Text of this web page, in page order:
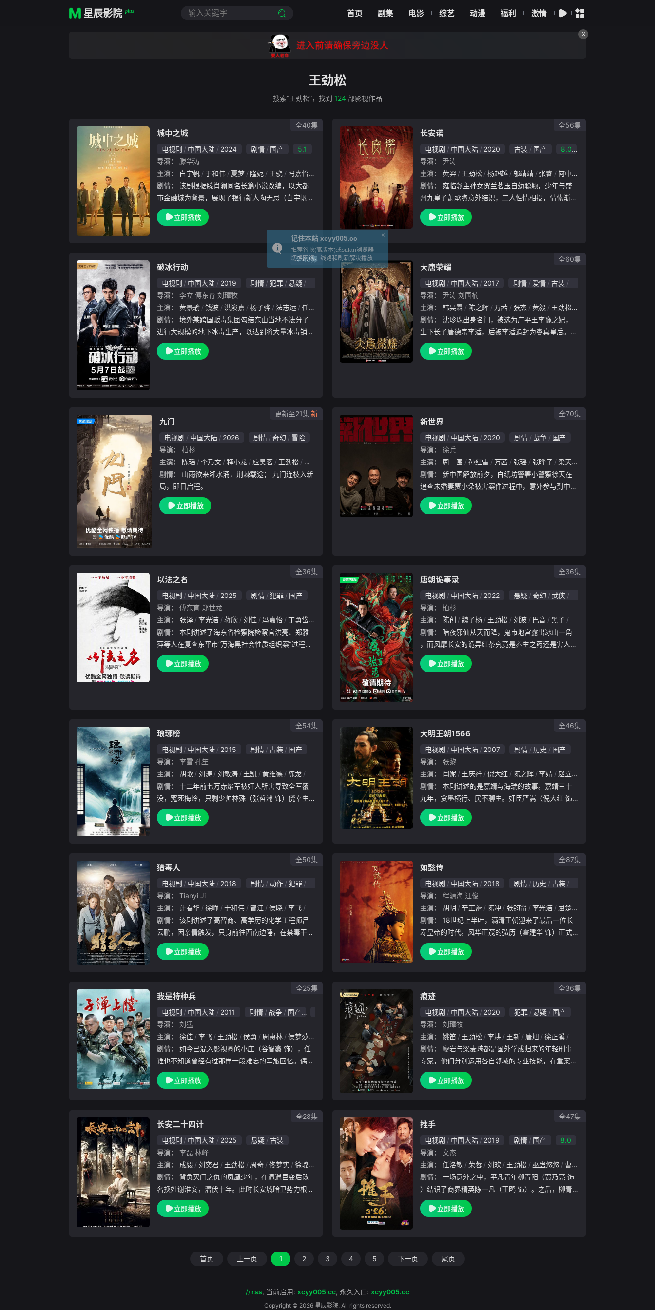
星辰影院 plus 首页 剧集 电影 综艺 动漫 福利 激情
X
王劲松
搜索“王劲松”，找到 124 部影视作品
城中之城
电视剧 中国大陆 2024 剧情 国产
5.1
导演：
滕华涛
主演：
白宇帆 于和伟 夏梦 隆妮 王骁 冯嘉怡 杨子姗 陈瑾 涂松岩 章申 张建亚 姚一奇 刘思远 冷纪元 封新天 都兰
剧情：
市金融城为背景，展现了银行新人陶无忌（白宇帆饰
）、支行副行长赵辉（于和伟饰）以及审计负责人苗
彻（王骁饰）之间围绕利益与初心的一场激烈对决。
立即播放
全40集
长安诺
电视剧 中国大陆 2020 古装 国产
8.0
导演：
尹涛
主演：
黄羿 王劲松 杨超越 邬靖靖 张睿 何中华
剧情：
州九皇子萧承煦意外结识，二人性情相投，情愫渐生
。萧承煦“战死”的消息误传，茗玉为救承煦胞弟萧承
轩，被迫嫁与承煦三哥盛州王萧承睿，身陷后宫。萧
立即播放
全56集
破冰行动
电视剧 中国大陆 2019 剧情 犯罪 悬疑
导演：
李立 傅东育 刘璋牧
主演：
黄景瑜 钱波 洪浚嘉 杨子骅 法志远 任达华 叶剑飞 周艺轩 王劲松 高明 陈思宇 骆应钧 施大生 陈宁 郝柏杰 刘家祎 吴刚
剧情：
进行大规模的地下冰毒生产，以达到将大量冰毒销往
中国内陆省份及海外以获取高额利润的目的。 在此
复杂危险的环境下，以李飞为代表的缉毒警不畏牺牲
立即播放
全48集
大唐荣耀
电视剧 中国大陆 2017 剧情 爱情 古装
导演：
尹涛 刘国楠
主演：
韩昊霖 陈之辉 万茜 张杰 黄毅 王劲松
剧情：
生下长子唐德宗李适，后被李适追封为睿真皇后。她
只是一介江南女子，内心善良，心存社稷，与人为善
，在安史之乱之时只愿留在长安与百姓共同进退，被
立即播放
全60集
九门
电视剧 中国大陆 2026 剧情 奇幻
冒险
导演：
柏杉
主演：
陈瑶 李乃文 释小龙 应昊茗 王劲松 胡耘豪 曾舜晞
王奕婷
剧情：
局，即日启程。
立即播放
更新至21集
新世界
电视剧 中国大陆 2020 剧情 战争
国产
导演：
徐兵
主演：
周一围 孙红雷 万茜 张瑶 张晔子 梁天
剧情：
追查未婚妻贾小朵被害案件过程中，意外参与到中国
共产党和平解放北平的事业当中。面对动荡的时局，
金海、铁林和徐天三兄弟所处不同的位置，在亲情、
立即播放
全70集
以法之名
电视剧 中国大陆 2025 剧情 犯罪
国产
导演：
傅东育 郑世龙
主演：
张译 李光洁 蒋欣 刘佳 冯嘉怡 丁勇岱 施京明 王劲松 是安 任重 郝平 白冰 董晴 徐梵溪 毛俊杰 宋熹 赵煊
剧情：
萍等人在复查东平市“万海黑社会性质组织案”过程中
发现司法人员在案件中的徇私枉法。他们以举报线索
为突破口，彻底打掉了背后的黑恶势力，同时查办司
立即播放
全36集
唐朝诡事录
电视剧 中国大陆 2022 悬疑 奇幻 武侠
导演：
柏杉
主演：
陈创 魏子杨 王劲松 刘波 巴音 黑子
剧情：
，而风靡长安的诡异红茶究竟是养生之药还是害人之
物？长安城里新娘失踪案接连发生，似乎与红茶有着
千丝万缕的联系……案件扑朔迷离，人心玄妙难鉴！
立即播放
全36集
琅琊榜
电视剧 中国大陆 2015 剧情 古装
国产
导演：
李雪 孔笙
主演：
胡歌 刘涛 刘敏涛 王凯 黄维德 陈龙 季晨 张晓谦 宝木中阳 王劲松 程枫 耿黎明 张震 周艺华 王虎城 李帅 倪土
剧情：
没，冤死梅岭，只剩少帅林殊（张哲瀚 饰）侥幸生
还。十二年后林殊改头换面化身“麒麟才子”梅长苏（
胡歌 饰），建立江左盟，以“琅琊榜”第一才子的身份
立即播放
全54集
大明王朝1566
电视剧 中国大陆 2007 剧情 历史
国产
导演：
张黎
主演：
闫妮 王庆祥 倪大红 陈之辉 李婧 赵立新
剧情：
九年，贪墨横行、民不聊生。奸臣严嵩（倪大红 饰
）党羽密布、权倾朝野，清官海瑞（黄志忠 饰）不
惧强权，敢于向腐朽封建的皇权发起挑战。皇帝朱厚
立即播放
全46集
猎毒人
电视剧 中国大陆 2018 剧情 动作 犯罪
国产
导演：
Tianyi Ji
主演：
计春华 徐峥 于和伟 曾江 侯晓 李飞 张丹峰 王劲松 侯勇 吴秀波 侯梦莎 侯杰 傅浤鸣 沈保平 刘家祎 段宇华
剧情：
云鹏，因亲情触发，只身前往西南边陲，在禁毒干警
的保驾护航下，潜伏进入黑暗艰险的贩毒网络之中，
与形形色色的毒贩斗智斗勇，一路追查幕后黑手，直
立即播放
全50集
如懿传
电视剧 中国大陆 2018 剧情 历史 古装
导演：
程源海 汪俊
主演：
胡明 辛芷蕾 陈冲 张钧甯 李光洁 屈楚萧
剧情：
寿皇帝的时代。风华正茂的弘历（霍建华 饰）正式
登基，定年号为乾隆。与此同时，自幼与弘历青梅竹
马相知相亲的侧福晋如懿（周迅 饰）也随驾入宫册
立即播放
全87集
我是特种兵
电视剧 中国大陆 2011 剧情 战争 国产
导演：
刘猛
主演：
徐佳 李飞 王劲松 侯勇 周惠林 侯梦莎 任柯诺 杨璐 陶慧敏 任天野 谷智鑫 徐海为 汤晶媚 杨烁 洪卫 王奎荣
剧情：
谁也不知道曾经有过那样一段难忘的军旅回忆。偶然
邂逅曾经的班长老炮（徐佳 饰），让他记忆的闸门
再次打开。正当青春年少之时，小庄追寻女友小影（
立即播放
全25集
痕迹
电视剧 中国大陆 2020 犯罪 悬疑
国产
导演：
刘璋牧
主演：
姚笛 王劲松 李耕 王新 唐旭 徐正溪
剧情：
专家，他们分别运用各自领域的专业技能，在重案组
全体干警的密切配合下，破获了一个又一个离奇案件
。他们曾多次身处险境，生命受到威胁，但最终都以
立即播放
全36集
长安二十四计
电视剧 中国大陆 2025 悬疑
古装
导演：
李磊 林峰
主演：
成毅 刘奕君 王劲松 周奇 佟梦实 徐璐 张涵予 叶祖新 成泰燊 黄觉 韩童生 尹铸胜 宋佳伦 边程 李宗翰 张晓谦
剧情：
名换姓谢淮安，潜伏十年。此时长安城暗卫势力根深
蒂固，各方势力欲夺王权。在波谲云诡的江湖纷争与
朝堂暗战中，谢淮安十年布局复仇之棋，一步步揭开
立即播放
全28集
推手
电视剧 中国大陆 2019 剧情 国产
8.0
导演：
文杰
主演：
任洛敏 荣蓉 刘欢 王劲松 巫蛊悠悠 曹云图
剧情：
）结识了商界精英陈一凡（王鸥 饰）。之后，柳青
阳的家中发生了变故，他成为了家里唯一的顶梁柱。
失去了住所的柳青阳带着母亲来到了工地居住，自己
立即播放
全47集
首页 上一页 1 2 3 4 5 下一页 尾页
//rss, 当前启用: xcyy005.cc, 永久入口: xcyy005.cc
Copyright © 2026 星辰影院. All rights reserved.